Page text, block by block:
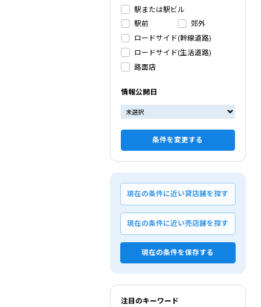
駅または駅ビル
駅前
郊外
ロードサイド(幹線道路)
ロードサイド(生活道路)
路面店
情報公開日
条件を変更する
現在の条件に近い貸店舗を探す
現在の条件に近い売店舗を探す
現在の条件を保存する
注目のキーワード